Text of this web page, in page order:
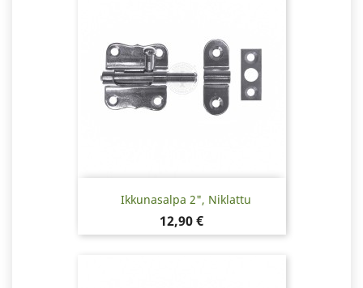
Ikkunasalpa 2", Niklattu
Hinta
12,90 €